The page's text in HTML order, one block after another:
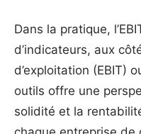
Dans la pratique,
d’indicateurs, aux
d’exploitation (EBIT)
outils offre une
solidité et la